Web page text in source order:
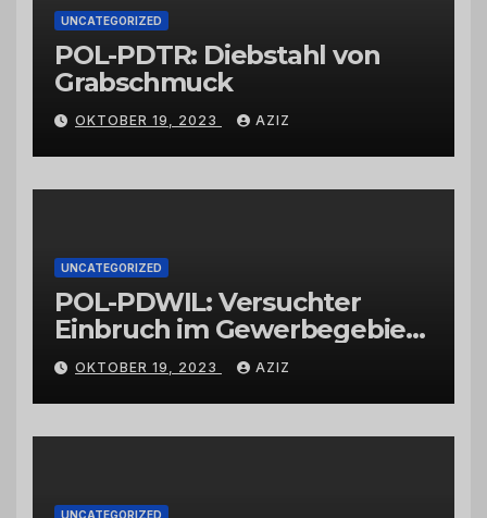
UNCATEGORIZED
POL-PDTR: Diebstahl von
Grabschmuck
OKTOBER 19, 2023 AZIZ
UNCATEGORIZED
POL-PDWIL: Versuchter
Einbruch im Gewerbegebiet
Wittlich
OKTOBER 19, 2023 AZIZ
UNCATEGORIZED